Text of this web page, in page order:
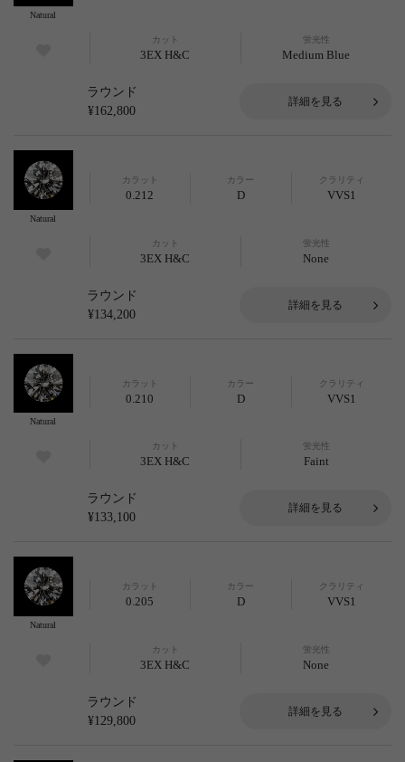
Natural
カット
3EX H&C
蛍光性
Medium Blue
ラウンド
¥162,800
詳細を見る
Natural
カラット
0.212
カラー
D
クラリティ
VVS1
カット
3EX H&C
蛍光性
None
ラウンド
¥134,200
詳細を見る
Natural
カラット
0.210
カラー
D
クラリティ
VVS1
カット
3EX H&C
蛍光性
Faint
ラウンド
¥133,100
詳細を見る
Natural
カラット
0.205
カラー
D
クラリティ
VVS1
カット
3EX H&C
蛍光性
None
ラウンド
¥129,800
詳細を見る